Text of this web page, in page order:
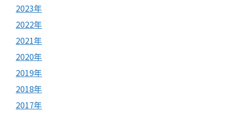
2023年
2022年
2021年
2020年
2019年
2018年
2017年